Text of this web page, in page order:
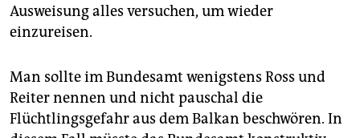
Ausweisung alles versuchen, um wieder
einzureisen.
Man sollte im Bundesamt wenigstens Ross und
Reiter nennen und nicht pauschal die
Flüchtlingsgefahr aus dem Balkan beschwören. In